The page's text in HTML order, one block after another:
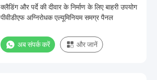
क्लैडिंग और पर्दे की दीवार के निर्माण के लिए बाहरी उपयोग
पीवीडीएफ अग्निरोधक एल्यूमिनियम समग्र पैनल
अब संपर्क करें और जानें